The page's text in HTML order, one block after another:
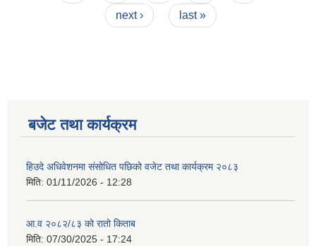
next › last »
बजेट तथा कार्यक्रम
हिउदे अधिवेशनमा संसोधित पछिको वजेट तथा कार्यक्रम २०८३
मिति: 01/11/2026 - 12:28
आ.व २०८२/८३ को रातो किताब
मिति: 07/30/2025 - 17:24